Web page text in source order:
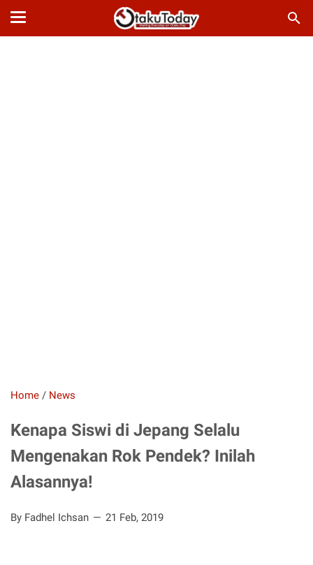
Home / News
Kenapa Siswi di Jepang Selalu
Mengenakan Rok Pendek? Inilah
Alasannya!
By Fadhel Ichsan 21 Feb, 2019